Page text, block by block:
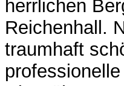
herrlichen
Reichenhall.
traumhaft